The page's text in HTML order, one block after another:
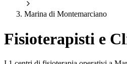
Marina di Montemarciano
Fisioterapisti e